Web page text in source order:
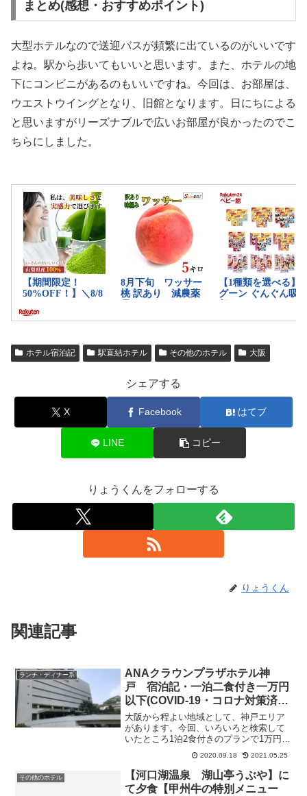
まとめ(感想・おすすめポイント)
大型ホテルなので送迎バスが頻繁に出ているのがいいです
よね。駅から歩いてもいいと思います。また、ホテルの地
下にコンビニがあるのもいいですね。今回は、お部屋は、
ウエストウイングとなり、旧館となります。日にちによる
と思いますがリーズナブルで広いお部屋が良かったのでこ
ちらにしました。
ホテル宿泊記 駅直結ホテル その他のホテル 大阪
シェアする
X Facebook はてブ
LINE コピー
りょうくんをフォローする
りょうくん
関連記事
ランチ・ディナー系
ANAクラウンプラザホテル神
戸 宿泊記・一泊二食付き一万円
以下(COVID-19・コロナ対策済
み)
大阪から程よい地域として、神戸エリア
があります。今回、いろいろと検索して
いたところ1泊2食付きのプランで1万円以
下というものがあったため、ついポチっ
としてしまいました(笑)アクセスについ
て 車移動ANAクラウンプラザホテル神
戸は、新神戸駅直...
2020.09.18 2021.05.25
その他のホテル
【河口湖温泉 湖山亭うぶや】に
て夕食【甲州牛の特別メニュー